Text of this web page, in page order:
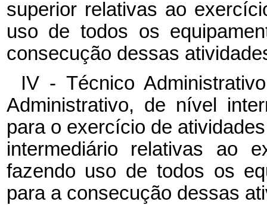
superior relativas ao
uso de todos os
consecução dessas
IV - Técnico
Administrativo, de nível
para o exercício de
intermediário relativas ao
fazendo uso de todos os
para a consecução dessas